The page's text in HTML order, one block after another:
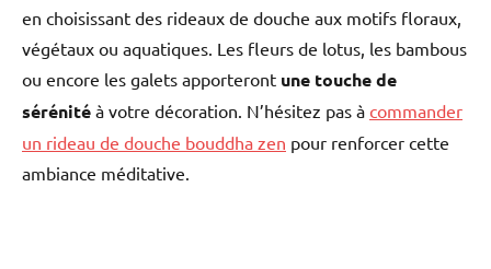
en choisissant des rideaux de douche aux motifs floraux,
végétaux ou aquatiques. Les fleurs de lotus, les bambous
ou encore les galets apporteront une touche de
sérénité à votre décoration. N’hésitez pas à commander
un rideau de douche bouddha zen pour renforcer cette
ambiance méditative.